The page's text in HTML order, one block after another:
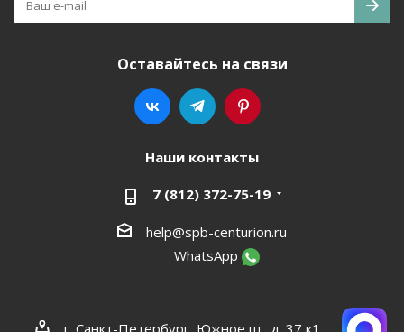
Оставайтесь на связи
Наши контакты
7 (812) 372-75-19
help@spb-centurion.ru
WhatsApp
г. Санкт-Петербург, Южное ш., д. 37 к1